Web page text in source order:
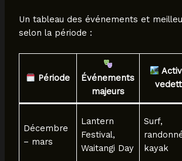
Un tableau des événements et
selon la période :
Période
Événements
majeurs
Décembre
– mars
Lantern
Festival,
Waitangi Day
Surf,
kayak